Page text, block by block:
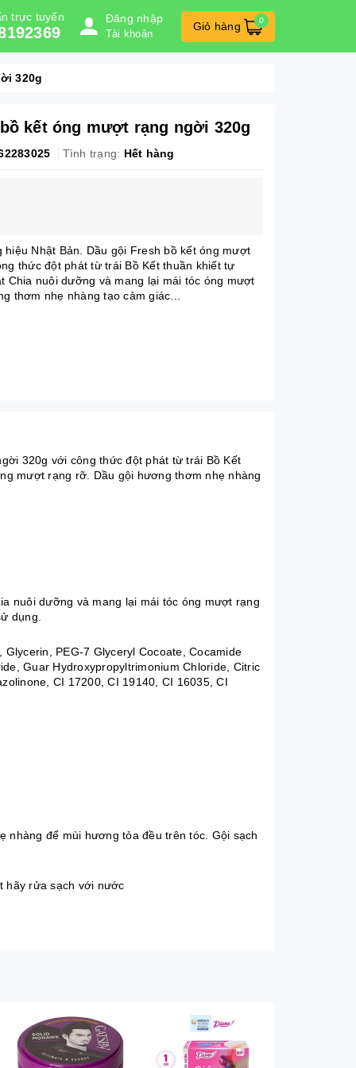
trực tuyến Đăng nhập
Tài khoản
Giỏ hàng 0
320g
kết óng mượt rạng ngời 320g
Tình trạng: Hết hàng
hiệu Nhật Bản. Dầu gội Fresh bồ kết óng mượt
thức đột phát từ trái Bồ Kết thuần khiết tự
Chia nuôi dưỡng và mang lại mái tóc óng mượt
thơm nhẹ nhàng tạo cảm giác...
320g với công thức đột phát từ trái Bồ Kết
mượt rạng rỡ. Dầu gội hương thơm nhẹ nhàng
nuôi dưỡng và mang lại mái tóc óng mượt rạng
dụng.
PEG-7 Glyceryl Cocoate, Cocamide
Guar Hydroxypropyltrimonium Chloride, Citric
CI 17200, CI 19140, CI 16035, CI
nhàng để mùi hương tỏa đều trên tóc. Gội sạch
hãy rửa sạch với nước